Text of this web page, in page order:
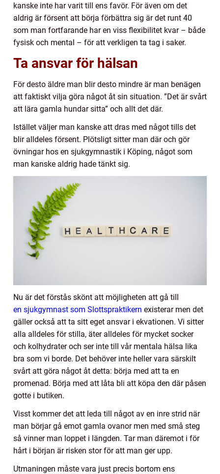
kanske inte har varit till ens favör. För även om det
aldrig är försent att börja förbättra sig är det runt 40
som man fortfarande har en viss flexibilitet kvar – både
fysisk och mental – för att verkligen ta tag i saker.
Ta ansvar för hälsan
För desto äldre man blir desto mindre är man benägen
att faktiskt vilja göra något åt sin situation. ”Det är svårt
att lära gamla hundar sitta” och allt det där.
Istället väljer man kanske att dras med något tills det
blir alldeles försent. Plötsligt sitter man där och gör
övningar hos en sjukgymnastik i Köping, något som
man kanske aldrig hade tänkt sig.
Nu är det förstås skönt att möjligheten att gå till
en sjukgymnast som Slottspraktikern existerar men det
gäller också att ta sitt eget ansvar i ekvationen. Vi sitter
alla alldeles för stilla, äter alldeles för mycket socker
och kolhydrater och ser inte till vår mentala hälsa lika
bra som vi borde. Det behöver inte heller vara särskilt
svårt att göra något åt detta: börja med att ta en
promenad. Börja med att låta bli att köpa den där påsen
gotte i butiken.
Visst kommer det att leda till något av en inre strid när
man börjar gå emot gamla ovanor men med små steg
så vinner man loppet i längden. Tar man däremot i för
hårt i början är risken stor för att man ger upp.
Utmaningen måste vara just precis bortom ens